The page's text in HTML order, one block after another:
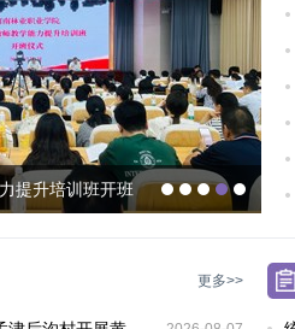
提升培训班开班
更多>>